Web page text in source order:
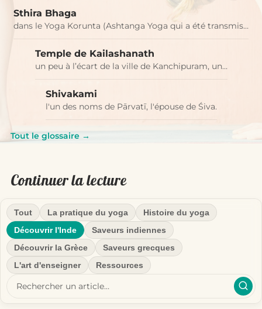
Sthira Bhaga
dans le Yoga Korunta (Ashtanga Yoga qui a été transmis…
Temple de Kailashanath
un peu à l’écart de la ville de Kanchipuram, un…
Shivakami
l'un des noms de Pārvatī, l'épouse de Śiva.
Tout le glossaire →
Continuer la lecture
Tout La pratique du yoga
Histoire du yoga
Découvrir l'Inde
Saveurs indiennes
Découvrir la Grèce
Saveurs grecques
L'art d'enseigner
Ressources